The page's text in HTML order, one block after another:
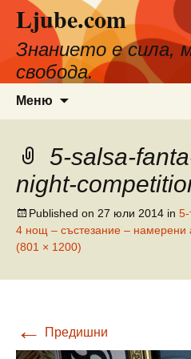
съдържанието
Ljube.com
Знанието е сила,
свобода.
Меню
5-salsa-
night-
Published on 27 юли 2014 in
4 нощ – състезание – намерени
(801 × 1200)
← Предишни